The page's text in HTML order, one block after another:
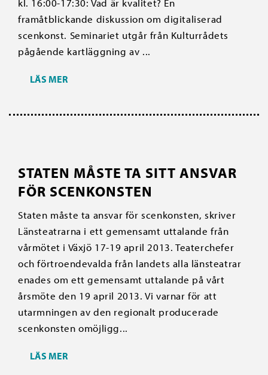
kl. 16:00-17:30: Vad är kvalitet? En
framåtblickande diskussion om digitaliserad
scenkonst. Seminariet utgår från Kulturrådets
pågående kartläggning av ...
LÄS MER
STATEN MÅSTE TA SITT ANSVAR
FÖR SCENKONSTEN
Staten måste ta ansvar för scenkonsten, skriver
Länsteatrarna i ett gemensamt uttalande från
vårmötet i Växjö 17-19 april 2013. Teaterchefer
och förtroendevalda från landets alla länsteatrar
enades om ett gemensamt uttalande på vårt
årsmöte den 19 april 2013. Vi varnar för att
utarmningen av den regionalt producerade
scenkonsten omöjligg...
LÄS MER